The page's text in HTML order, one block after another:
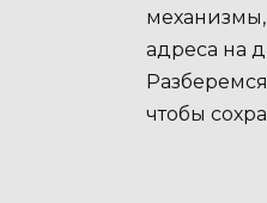
адреса на
чтобы